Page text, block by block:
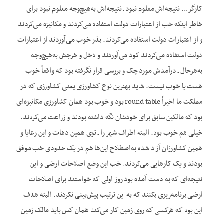
کارگر… نتیجه‌اش معلوم نبود ـ نتیجه‌اش به‌هیچ‌وجه معلوم نبود برای
خاطر این‏که خب از اعتبارات دولت استفاده می‌کردند و مکانیزه می‌کردند
و از اعتبارات دولت استفاده می‌کردند. بذر خوب می‌آوردند از اعتبارات
دولت استفاده می‌کردند کود می‌آوردند و دخل و خرجش به‌هیچ‌وجه
به‌هرحال ـ درآمدش مورد چک و بررسی قرار نگرفته بود که واقعاً خوب
هست یا خوب نیست. شاید بهترین نوع کشاورزی یعنی کشاورزی که در
مملکت ما اخیراً round table بود و خوب بود همان کشاورزی مکانیزه‌ای
بود که مالکین سابق برای خودشان نگه داشته بودند و زراعت می‌کردند.
خیلی هم خوب بود. البته اطراف شهر را ـ توی همین دهات و این رعایا و
همین کشاورزان آزاد شده به‌اصطلاح این‌ها هم در یک حدودی خب موفق
بودند و یک کارهایی می‌کردند. خب این وضع اصلاحات ارضی و این
نتیجه‌ای که به دست آمده بود روز اولی که خواستند برای اصلاحات
ارضی برنامه‌ریزی بکنند که به این ترتیب پیش‌بینی نکردند. البته هدف
این بود که هرکسی که روی زمین کار می‌کند همان کس باید مالک زمین